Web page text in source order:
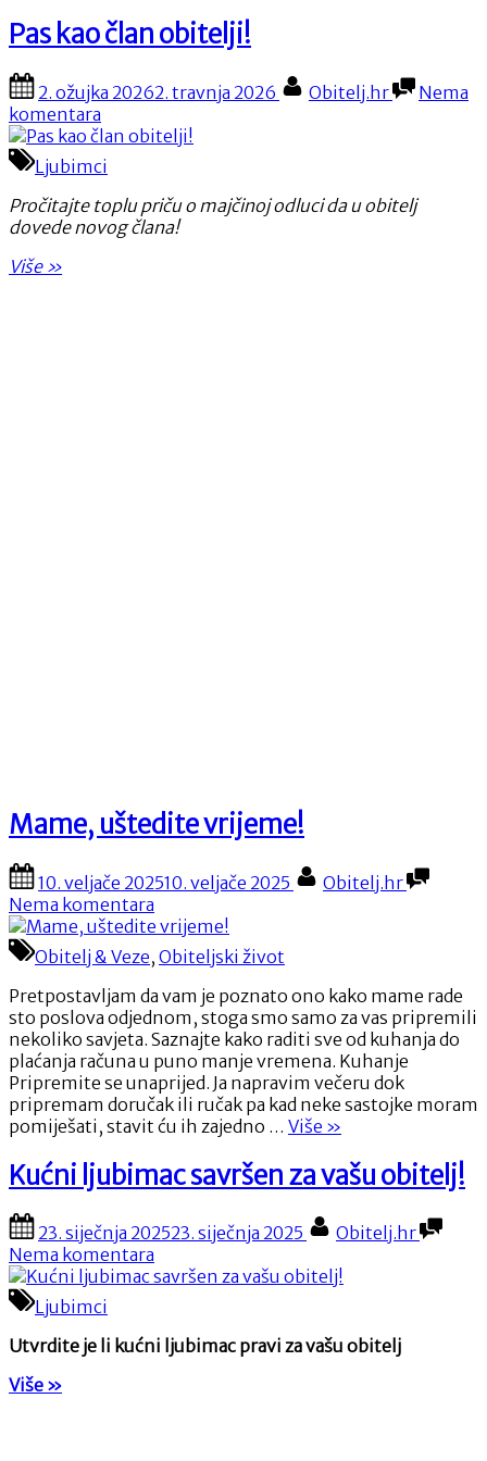
Pas kao član obitelji!
Posted
on
2. ožujka 20262. travnja 2026 By
Obitelj.hr
Nema
komentara
Pas
kao
član
obitelji!
Ljubimci
Pročitajte toplu priču o majčinoj odluci da u obitelj
dovede novog člana!
Više“Pas
»
Mame, uštedite vrijeme!
Posted
on
10. veljače 202510. veljače 2025 By
Obitelj.hr
Nema komentara
Mame,
uštedite
vrijeme!
Obitelj & Veze, Obiteljski život
Pretpostavljam da vam je poznato ono kako mame rade
sto poslova odjednom, stoga smo samo za vas pripremili
nekoliko savjeta. Saznajte kako raditi sve od kuhanja do
plaćanja računa u puno manje vremena. Kuhanje
Pripremite se unaprijed. Ja napravim večeru dok
pripremam doručak ili ručak pa kad neke sastojke moram
pomiješati, stavit ću ih zajedno … Više “Mame,
vrijeme!”
»
Kućni ljubimac savršen za vašu obitelj!
Posted
on
23. siječnja 202523. siječnja 2025 By
Obitelj.hr
Nema komentara
Kućni
za
vašu
Ljubimci
Utvrdite je li kućni ljubimac pravi za vašu obitelj
Više“Kućni
»